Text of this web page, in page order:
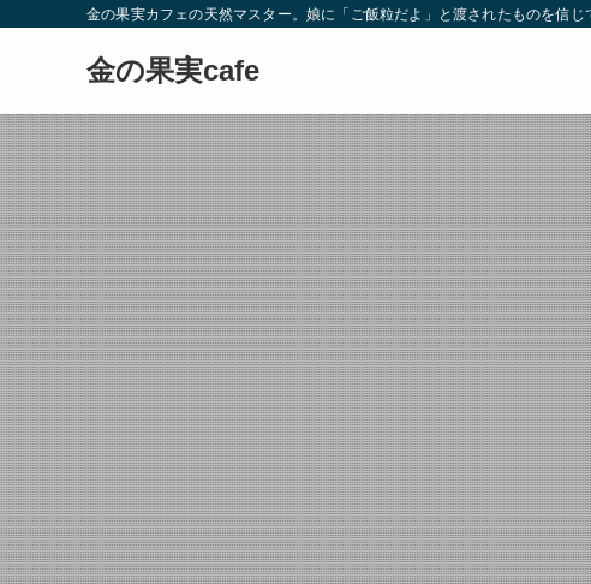
金の果実カフェの天然マスター。娘に「ご飯粒だよ」と渡されたものを信
金の果実cafe